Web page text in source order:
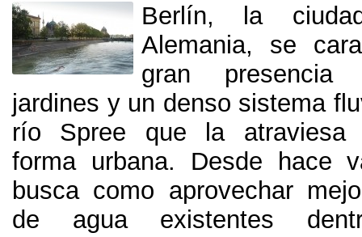
Berlín,
la
Alemania, se
gran presencia
jardines y un denso sistema
río Spree que la atraviesa
forma urbana. Desde hace
busca como aprovechar
de agua existentes